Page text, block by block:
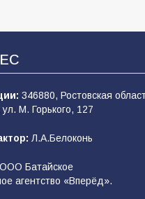
346880, Ростовская
М. Горького, 127
Л.А.Белоконь
ООО Батайское
агентство «Вперёд».